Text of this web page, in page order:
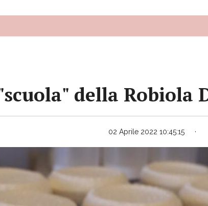
della Robiola
02 Aprile 2022 10:45:15